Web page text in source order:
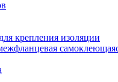
крепления изоляции